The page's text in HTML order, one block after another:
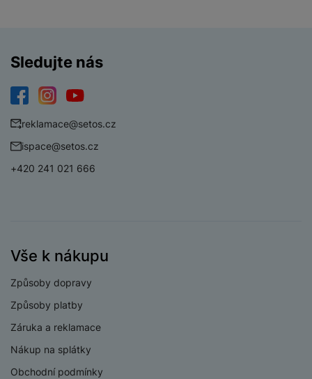
Sledujte nás
reklamace@setos.cz
ispace@setos.cz
+420 241 021 666
Vše k nákupu
Způsoby dopravy
Způsoby platby
Záruka a reklamace
Nákup na splátky
Obchodní podmínky